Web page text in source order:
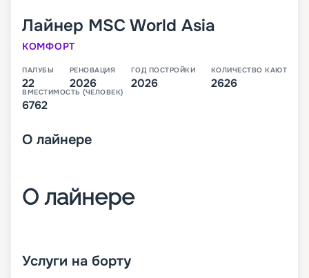
Лайнер MSC World Asia
КОМФОРТ
ПАЛУБЫ
22
РЕНОВАЦИЯ
2026
ГОД ПОСТРОЙКИ
2026
КОЛИЧЕСТВО КАЮТ
2626
ВМЕСТИМОСТЬ (ЧЕЛОВЕК)
6762
О лайнере
О лайнере
который будет спущен на воду в 2026 году. В
своем первом сезоне он будет выполнять круизы
Услуги на борту